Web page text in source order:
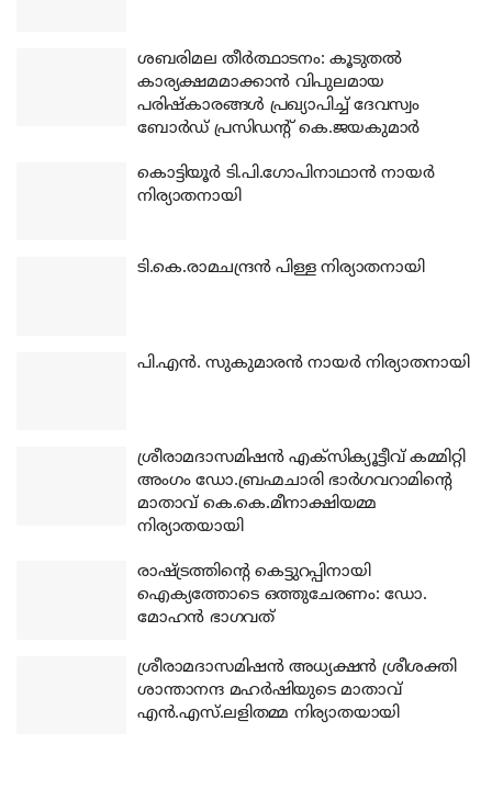
ശബരിമല തീര്‍ത്ഥാടനം: കൂടുതല്‍
കാര്യക്ഷമമാക്കാന്‍ വിപുലമായ
പരിഷ്‌കാരങ്ങള്‍ പ്രഖ്യാപിച്ച് ദേവസ്വം
ബോര്‍ഡ് പ്രസിഡന്റ് കെ.ജയകുമാര്‍
കൊട്ടിയൂര്‍ ടി.പി.ഗോപിനാഥാന്‍ നായര്‍
നിര്യാതനായി
ടി.കെ.രാമചന്ദ്രന്‍ പിള്ള നിര്യാതനായി
പി.എന്‍. സുകുമാരന്‍ നായര്‍ നിര്യാതനായി
ശ്രീരാമദാസമിഷന്‍ എക്‌സിക്യൂട്ടീവ് കമ്മിറ്റി
അംഗം ഡോ.ബ്രഹ്മചാരി ഭാര്‍ഗവറാമിന്റെ
മാതാവ് കെ.കെ.മീനാക്ഷിയമ്മ
നിര്യാതയായി
രാഷ്ട്രത്തിന്റെ കെട്ടുറപ്പിനായി
ഐക്യത്തോടെ ഒത്തുചേരണം: ഡോ.
മോഹന്‍ ഭാഗവത്
ശ്രീരാമദാസമിഷന്‍ അധ്യക്ഷന്‍ ശ്രീശക്തി
ശാന്താനന്ദ മഹര്‍ഷിയുടെ മാതാവ്
എന്‍.എസ്.ലളിതമ്മ നിര്യാതയായി